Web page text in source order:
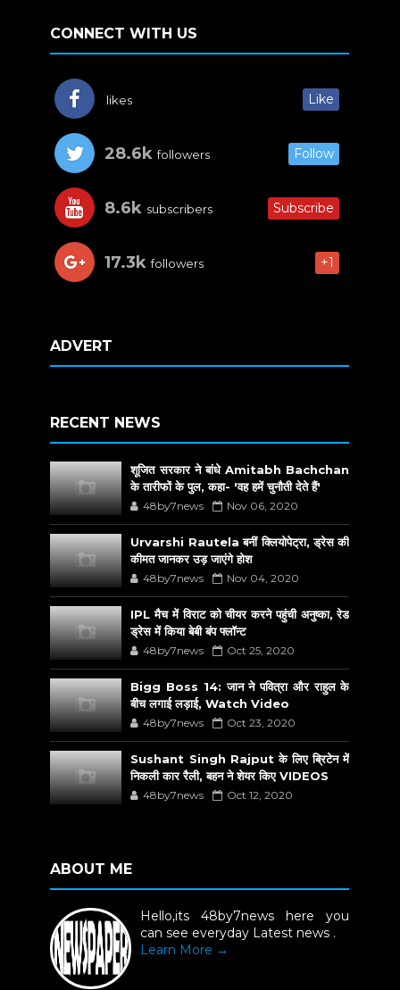
CONNECT WITH US
likes Like
28.6k followers Follow
8.6k subscribers Subscribe
17.3k followers +1
ADVERT
RECENT NEWS
शूजित सरकार ने बांधे Amitabh Bachchan
के तारीफों के पुल, कहा- 'वह हमें चुनौती देते हैं'
48by7news Nov 06, 2020
Urvarshi Rautela बनीं क्लियोपेट्रा, ड्रेस की
कीमत जानकर उड़ जाएंगे होश
48by7news Nov 04, 2020
IPL मैच में विराट को चीयर करने पहुंची अनुष्का, रेड
ड्रेस में किया बेबी बंप फ्लॉन्ट
48by7news Oct 25, 2020
Bigg Boss 14: जान ने पवित्रा और राहुल के
बीच लगाई लड़ाई, Watch Video
48by7news Oct 23, 2020
Sushant Singh Rajput के लिए ब्रिटेन में
निकली कार रैली, बहन ने शेयर किए VIDEOS
48by7news Oct 12, 2020
ABOUT ME
Hello,its 48by7news here you
can see everyday Latest news .
Learn More →